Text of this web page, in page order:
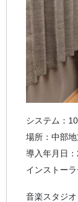
システム：
場所：中部
導入年月日
インストー
音楽スタジ